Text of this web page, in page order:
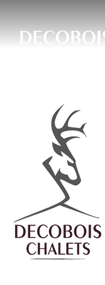
Rénovation
Médias
">
Contact